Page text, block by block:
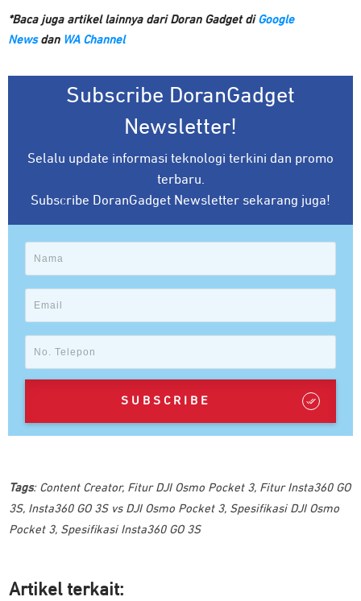
*Baca juga artikel lainnya dari Doran Gadget di Google
Newsdan WA Channel
Subscribe DoranGadget
Newsletter!
Selalu update informasi teknologi terkini dan promo
terbaru.
Subscribe DoranGadget Newsletter sekarang juga!
SUBSCRIBE
Tags: Content Creator, Fitur DJI Osmo Pocket 3, Fitur Insta360 GO
3S, Insta360 GO 3S vs DJI Osmo Pocket 3, Spesifikasi DJI Osmo
Pocket 3, Spesifikasi Insta360 GO 3S
Artikel terkait: